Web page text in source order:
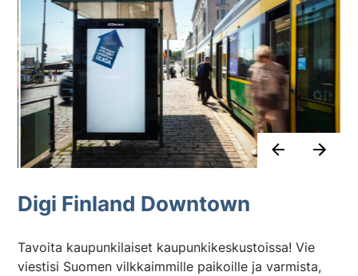
Digi Finland Downtown
Tavoita kaupunkilaiset kaupunkikeskustoissa! Vie
viestisi Suomen vilkkaimmille paikoille ja varmista,